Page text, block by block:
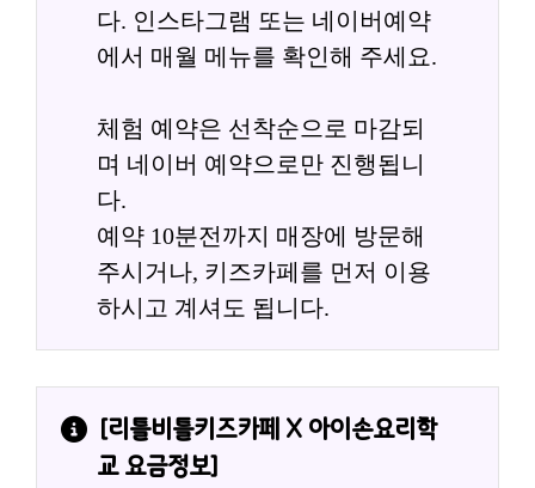
다. 인스타그램 또는 네이버예약
에서 매월 메뉴를 확인해 주세요.
체험 예약은 선착순으로 마감되
며 네이버 예약으로만 진행됩니
다.
예약 10분전까지 매장에 방문해
주시거나, 키즈카페를 먼저 이용
하시고 계셔도 됩니다.
[리틀비틀키즈카페 X 아이손요리학
교 요금정보]